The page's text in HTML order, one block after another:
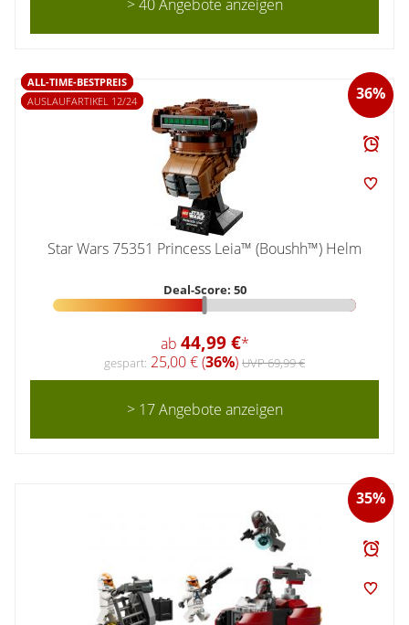
> 40 Angebote anzeigen
36%
ALL-TIME-BESTPREIS
AUSLAUFARTIKEL 12/24
Star Wars 75351 Princess Leia™ (Boushh™) Helm
Deal-Score: 50
ab 44,99 €*
gespart: 25,00 € (36%) UVP 69,99 €
> 17 Angebote anzeigen
35%